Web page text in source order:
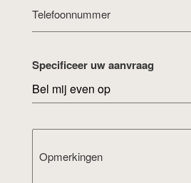
Telefoonnummer
Specificeer uw aanvraag
Bel mij even op
Opmerkingen